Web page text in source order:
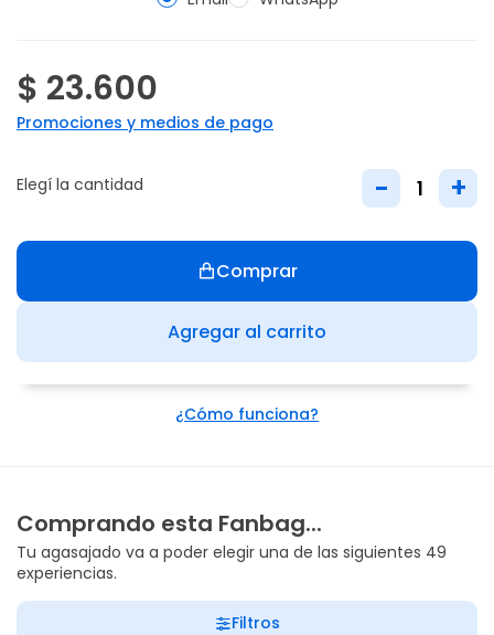
$ 23.600
Promociones y medios de pago
Elegí la cantidad - +
Agregar al carrito
Comprar
¿Cómo funciona?
Comprando esta Fanbag...
Tu agasajado va a poder elegir una de las siguientes 49
experiencias.
Filtros